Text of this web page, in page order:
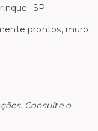
-SP
prontos, muro
Consulte o